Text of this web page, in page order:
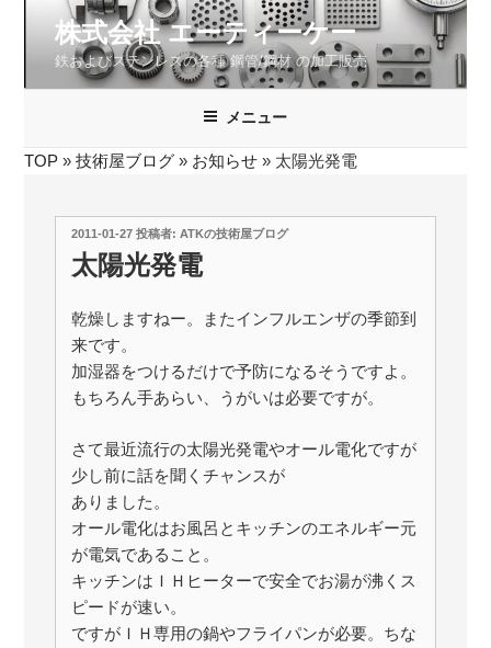
ン
ス
株式会社 エーティーケー
鉄およびステンレスの各種 鋼管/鋼材 の加工販売
メニュー
TOP » 技術屋ブログ » お知らせ » 太陽光発電
投
日:
2011-01-27投稿者: ATKの技術屋ブログ
太陽光発電
乾燥しますねー。またインフルエンザの季節到
来です。
加湿器をつけるだけで予防になるそうですよ。
もちろん手あらい、うがいは必要ですが。
さて最近流行の太陽光発電やオール電化ですが
少し前に話を聞くチャンスが
ありました。
オール電化はお風呂とキッチンのエネルギー元
が電気であること。
キッチンはＩＨヒーターで安全でお湯が沸くス
ピードが速い。
ですがＩＨ専用の鍋やフライパンが必要。ちな